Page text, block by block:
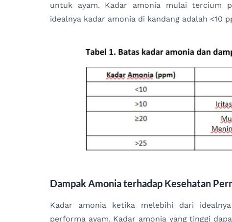
untuk ayam. Kadar amonia mulai tercium
idealnya kadar amonia di kandang adalah <10
Dampak Amonia terhadap Kesehatan
Kadar amonia ketika melebihi dari
performa ayam. Kadar amonia yang tinggi